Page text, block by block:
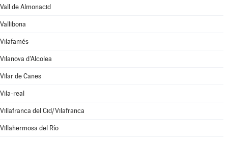
Vall de Almonacid
Vallibona
Vilafamés
Vilanova d'Alcolea
Vilar de Canes
Vila-real
Villafranca del Cid/Vilafranca
Villahermosa del Río